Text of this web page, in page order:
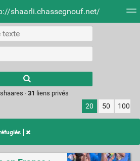
shaarli.chassegnouf.net/
d'images
results.
shaares ·31 liens privés
20 50 100